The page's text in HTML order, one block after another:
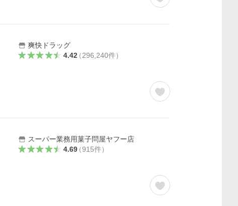
爽快ドラッグ
4.42（296,240件）
スーパー業務用菓子問屋ヤフー店
4.69（915件）